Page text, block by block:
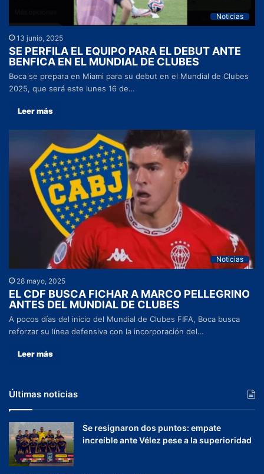
Noticias
13 junio, 2025
SE PERFILA EL EQUIPO PARA EL DEBUT ANTE
BENFICA EN EL MUNDIAL DE CLUBES
Boca se prepara en Miami para su debut en el Mundial de Clubes
2025, que será este lunes 16 de…
Leer más
Noticias
28 mayo, 2025
EL CDF BUSCA FICHAR A MARCO PELLEGRINO
ANTES DEL MUNDIAL DE CLUBES
A pocos días del inicio del Mundial de Clubes FIFA, Boca busca
reforzar su línea defensiva con la incorporación del…
Leer más
Últimas noticias
Se resignaron dos puntos: empate
increíble ante Vélez pese a la superioridad